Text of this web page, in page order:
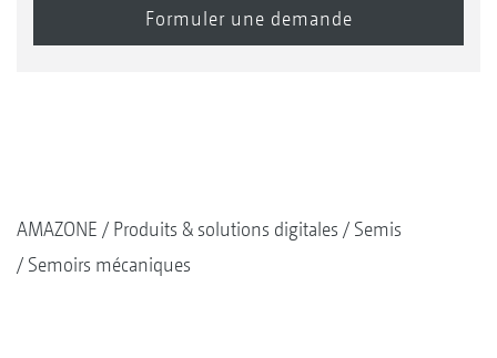
AMAZONE Produits & solutions digitales
Semis
Semoirs mécaniques